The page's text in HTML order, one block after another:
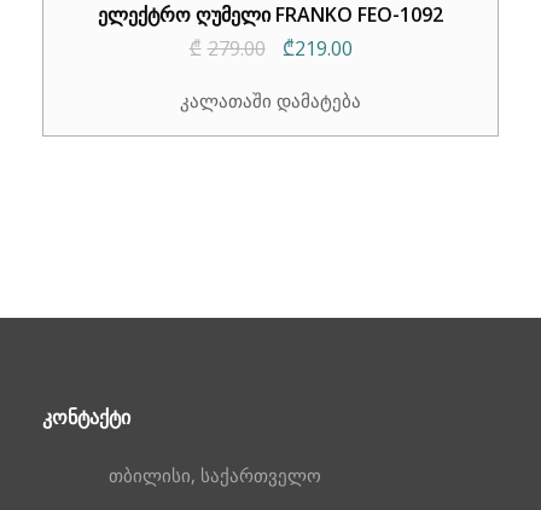
ელექტრო ღუმელი FRANKO FEO-1092
₾ 279.00
Original
was:
₾219.00Current
is:
კალათაში დამატება
ᲙᲝᲜᲢᲐᲥᲢᲘ
თბილისი, საქართველო